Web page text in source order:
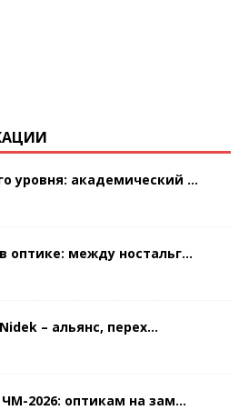
уровня: академический ...
оптике: между ностальг...
– альянс, перех...
2026: оптикам на зам...